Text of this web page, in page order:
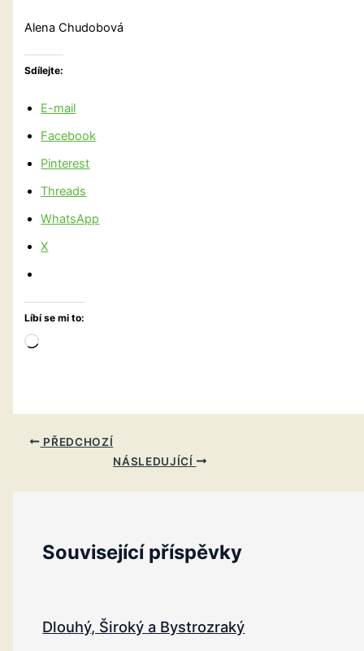
Alena Chudobová
Sdílejte:
E-mail
Facebook
Pinterest
Threads
WhatsApp
X
Líbí se mi to:
Načítání…
PŘEDCHOZÍ
NÁSLEDUJÍCÍ
Související příspěvky
Dlouhý, Široký a Bystrozraký